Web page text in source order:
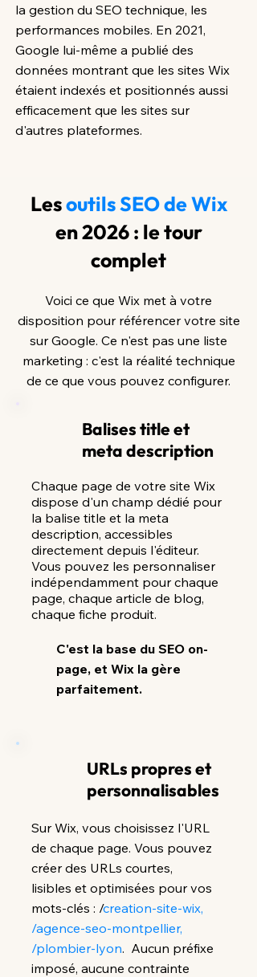
la gestion du SEO technique, les
performances mobiles. En 2021,
Google lui-même a publié des
données montrant que les sites Wix
étaient indexés et positionnés aussi
efficacement que les sites sur
d'autres plateformes.
Lesoutils SEO de Wix
en 2026 : le tour
complet
Voici ce que Wix met à votre
disposition pour référencer votre site
sur Google. Ce n'est pas une liste
marketing : c'est la réalité technique
de ce que vous pouvez configurer.
Balises title et
meta description
Chaque page de votre site Wix
dispose d'un champ dédié pour
la balise title et la meta
description, accessibles
directement depuis l'éditeur.
Vous pouvez les personnaliser
indépendamment pour chaque
page, chaque article de blog,
chaque fiche produit.
C'est la base du SEO on-
page, et Wix la gère
parfaitement.
URLs propres et
personnalisables
Sur Wix, vous choisissez l'URL
de chaque page. Vous pouvez
créer des URLs courtes,
lisibles et optimisées pour vos
mots-clés : /creation-site-wix,
/agence-seo-montpellier,
/plombier-lyon. Aucun préfixe
imposé, aucune contrainte